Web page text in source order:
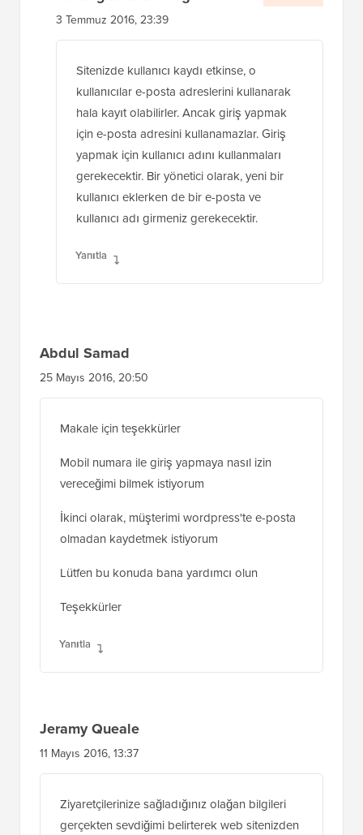
WPBeginner Desteği
3 Temmuz 2016, 23:39
Sitenizde kullanıcı kaydı etkinse, o
kullanıcılar e-posta adreslerini kullanarak
hala kayıt olabilirler. Ancak giriş yapmak
için e-posta adresini kullanamazlar. Giriş
yapmak için kullanıcı adını kullanmaları
gerekecektir. Bir yönetici olarak, yeni bir
kullanıcı eklerken de bir e-posta ve
Abdul Samad
25 Mayıs 2016, 20:50
Mobil numara ile giriş yapmaya nasıl izin
İkinci olarak, müşterimi wordpress'te e-posta
Jeramy Queale
11 Mayıs 2016, 13:37
Ziyaretçilerinize sağladığınız olağan bilgileri